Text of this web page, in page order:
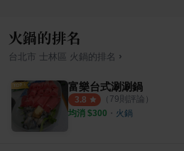
火鍋的排名
台北市 士林區 火鍋的排名 ›
富樂台式涮涮鍋
3.8 （ 79則評論）
均消 $300 ・ 火鍋